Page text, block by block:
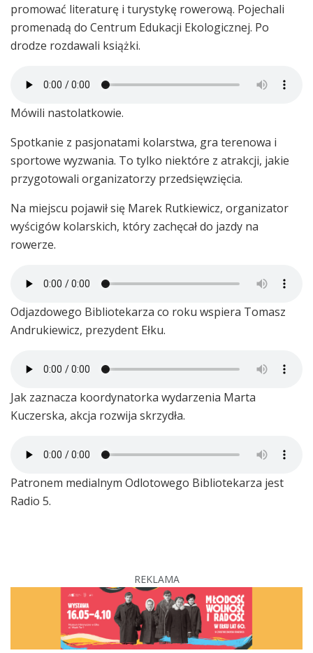
promować literaturę i turystykę rowerową. Pojechali
promenadą do Centrum Edukacji Ekologicznej. Po
drodze rozdawali książki.
Mówili nastolatkowie.
Spotkanie z pasjonatami kolarstwa, gra terenowa i
sportowe wyzwania. To tylko niektóre z atrakcji, jakie
przygotowali organizatorzy przedsięwzięcia.
Na miejscu pojawił się Marek Rutkiewicz, organizator
wyścigów kolarskich, który zachęcał do jazdy na
rowerze.
Odjazdowego Bibliotekarza co roku wspiera Tomasz
Andrukiewicz, prezydent Ełku.
Jak zaznacza koordynatorka wydarzenia Marta
Kuczerska, akcja rozwija skrzydła.
Patronem medialnym Odlotowego Bibliotekarza jest
Radio 5.
REKLAMA